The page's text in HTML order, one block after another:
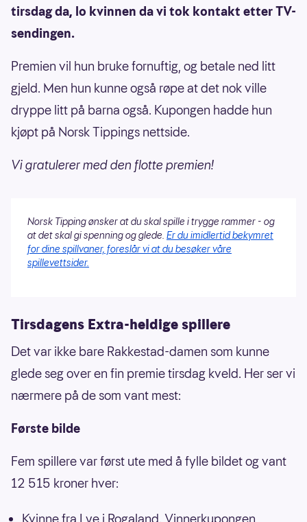
tirsdag da, lo kvinnen da vi tok kontakt etter TV-
sendingen.
Premien vil hun bruke fornuftig, og betale ned litt
gjeld. Men hun kunne også røpe at det nok ville
dryppe litt på barna også. Kupongen hadde hun
kjøpt på Norsk Tippings nettside.
Vi gratulerer med den flotte premien!
Norsk Tipping ønsker at du skal spille i trygge rammer - og
at det skal gi spenning og glede. Er du imidlertid bekymret
for dine spillvaner, foreslår vi at du besøker våre
spillevettsider.
Tirsdagens Extra-heldige spillere
Det var ikke bare Rakkestad-damen som kunne
glede seg over en fin premie tirsdag kveld. Her ser vi
nærmere på de som vant mest:
Første bilde
Fem spillere var først ute med å fylle bildet og vant
12 515 kroner hver: